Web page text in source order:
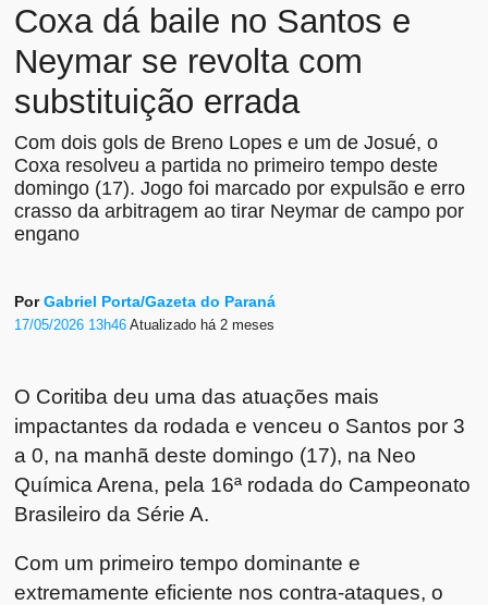
Coxa dá baile no Santos e
Neymar se revolta com
substituição errada
Com dois gols de Breno Lopes e um de Josué, o
Coxa resolveu a partida no primeiro tempo deste
domingo (17). Jogo foi marcado por expulsão e erro
crasso da arbitragem ao tirar Neymar de campo por
engano
PorGabriel Porta/Gazeta do Paraná
17/05/2026 13h46Atualizado há 2 meses
O Coritiba deu uma das atuações mais
impactantes da rodada e venceu o Santos por 3
a 0, na manhã deste domingo (17), na Neo
Química Arena, pela 16ª rodada do Campeonato
Brasileiro da Série A.
Com um primeiro tempo dominante e
extremamente eficiente nos contra-ataques, o